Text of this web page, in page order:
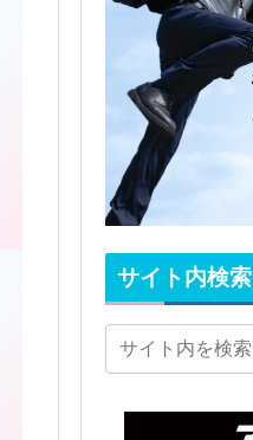
サイト内検索